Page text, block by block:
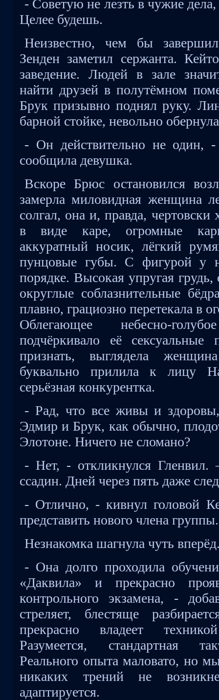
- Советую не лезть в чужие
Целее будешь.
Неизвестно, чем бы
Зенден заметил сержанта.
заведение. Людей в зале
найти друзей в полутёмном
Брук призывно поднял руку.
барной стойке, невольно
- Он действительно не один,
сообщила девушка.
Вскоре Брюс остановился
замерла миловидная женщина
солгал, она и, правда,
в виде каре, огромные
аккуратный носик, лёгкий
пунцовые губы. С фигурой у
порядке. Высокая упругая грудь,
округлые соблазнительные
плавно, грациозно перетекала в
Облегающее небесно-
подчёркивало её сексуальные
признать, выглядела
буквально прилила к лицу
серьёзная конкурентка.
- Рад, что все живы и
Эдмир и Брук, как обычно,
Элотоне. Ничего не сломано?
- Нет, - откликнулся Гленвил.
ссадин. Дней через пять даже
- Отлично, - кивнул головой
представить нового члена
Незнакомка шагнула чуть
- Она долго проходила
«Даквила» и прекрасно
контрольного экзамена, -
стреляет, блестяще
прекрасно владеет
Разумеется, стандартная
Реального опыта маловато, но
никаких трений не
адаптируется.